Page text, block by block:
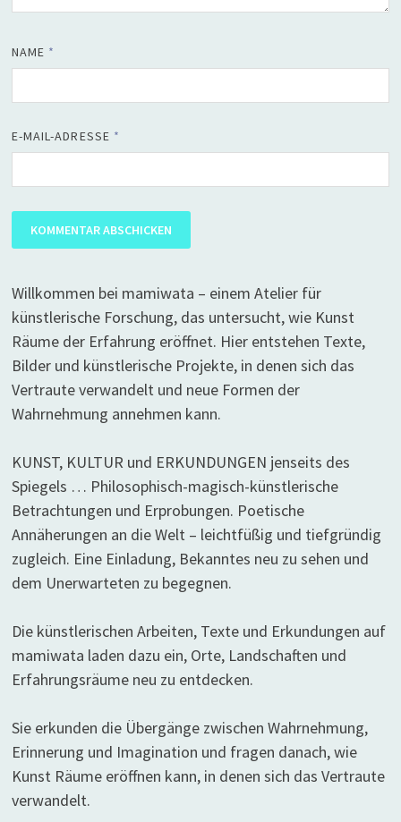
NAME *
E-MAIL-ADRESSE *
Willkommen bei mamiwata – einem Atelier für
künstlerische Forschung, das untersucht, wie Kunst
Räume der Erfahrung eröffnet. Hier entstehen Texte,
Bilder und künstlerische Projekte, in denen sich das
Vertraute verwandelt und neue Formen der
Wahrnehmung annehmen kann.
KUNST, KULTUR und ERKUNDUNGEN jenseits des
Spiegels … Philosophisch-magisch-künstlerische
Betrachtungen und Erprobungen. Poetische
Annäherungen an die Welt – leichtfüßig und tiefgründig
zugleich. Eine Einladung, Bekanntes neu zu sehen und
dem Unerwarteten zu begegnen.
Die künstlerischen Arbeiten, Texte und Erkundungen auf
mamiwata laden dazu ein, Orte, Landschaften und
Erfahrungsräume neu zu entdecken.
Sie erkunden die Übergänge zwischen Wahrnehmung,
Erinnerung und Imagination und fragen danach, wie
Kunst Räume eröffnen kann, in denen sich das Vertraute
verwandelt.